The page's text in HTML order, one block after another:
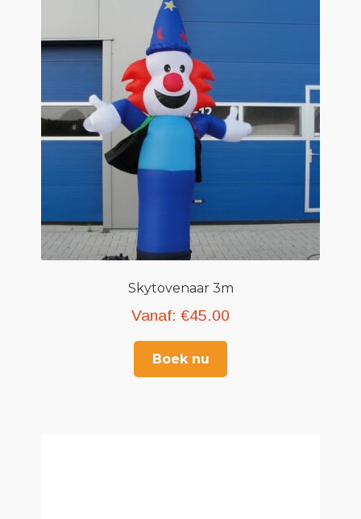
Skytovenaar 3m
Vanaf: €45.00
Boek nu